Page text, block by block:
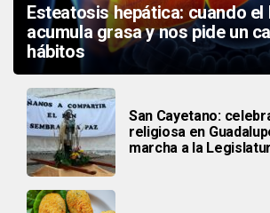
Esteatosis hepática: cuando el
acumula grasa y nos pide un
hábitos
San Cayetano:
religiosa en
marcha a la